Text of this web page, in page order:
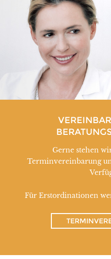
Gerne stehen
Terminvereinbarung
Für Erstordinationen